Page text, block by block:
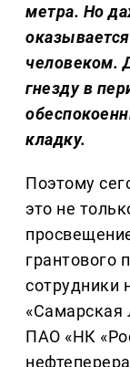
метра. Но
человеком.
гнезду в
кладку.
Поэтому
это не
грантового
сотрудники
«Самарская
ПАО «НК